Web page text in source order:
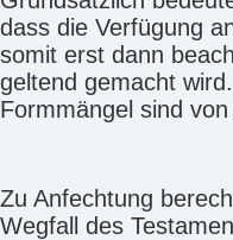
dass die Verfügung
somit erst dann
geltend gemacht
Formmängel sind
Zu Anfechtung
Wegfall des